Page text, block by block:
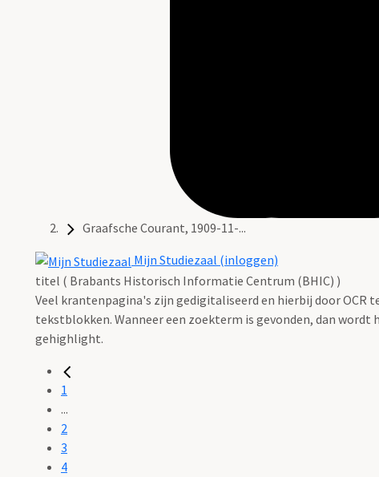
Graafsche Courant, 1909-11-...
Mijn Studiezaal (inloggen)
titel ( Brabants Historisch Informatie Centrum (BHIC) )
Veel krantenpagina's zijn gedigitaliseerd en hierbij door OCR
tekstblokken. Wanneer een zoekterm is gevonden, dan
gehighlight.
1
...
2
3
4